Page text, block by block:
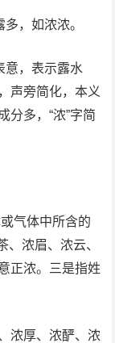
，如浓浓。
意，表示露水
声旁简化，本义
分多，“浓”字简
气体中所含的
、浓眉、浓云、
正浓。三是指姓
浓厚、浓酽、浓